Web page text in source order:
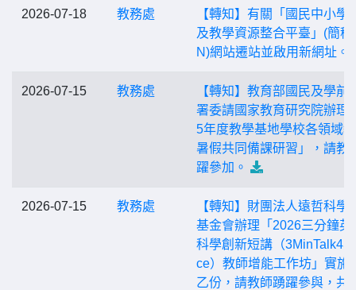
2026-07-18 教務處
【轉知】有關「國民中小學
及教學資源整合平臺」(簡稱
N)網站遷站並啟用新網址。
2026-07-15 教務處
【轉知】教育部國民及學前
署委請國家教育研究院辦理
5年度教學基地學校各領域
暑假共同備課研習」，請教
躍參加。
2026-07-15 教務處
【轉知】財團法人遠哲科學
基金會辦理「2026三分鐘英
科學創新短講（
ce）教師增能工作坊」實施
乙份，請教師踴躍參與，共